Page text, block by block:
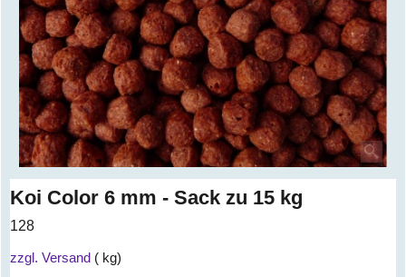
Koi Color 6 mm - Sack zu 15 kg
128
zzgl. Versand kg